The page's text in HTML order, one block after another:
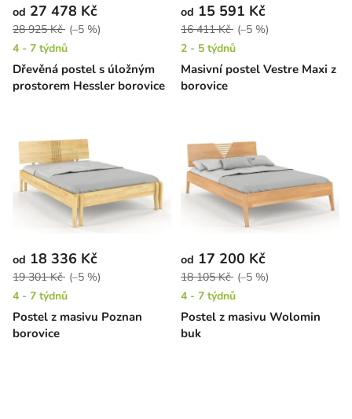
Dřevěná postel s úložným
prostorem Hessler borovice
od 27 478 Kč
28 925 Kč (–5 %)
4 - 7 týdnů
Masivní postel Vestre Maxi z
borovice
od 15 591 Kč
16 411 Kč (–5 %)
2 - 5 týdnů
Postel z masivu Poznan
borovice
od 18 336 Kč
19 301 Kč (–5 %)
4 - 7 týdnů
Postel z masivu Wolomin
buk
od 17 200 Kč
18 105 Kč (–5 %)
4 - 7 týdnů